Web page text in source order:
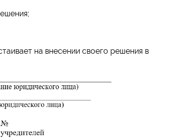
на внесении своего решения в